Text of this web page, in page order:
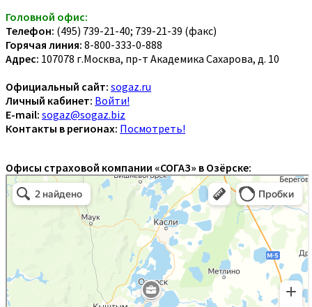
Головной офис:
Телефон: (495) 739-21-40; 739-21-39 (факс)
Горячая линия: 8-800-333-0-888
Адрес: 107078 г.Москва, пр-т Академика Сахарова, д. 10
Официальный сайт: sogaz.ru
Личный кабинет: Войти!
E-mail: sogaz@sogaz.biz
Контакты в регионах: Посмотреть!
Офисы страховой компании «СОГАЗ» в Озёрске: